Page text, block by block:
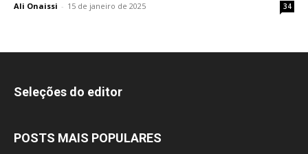
Ali Onaissi - 15 de janeiro de 2025 34
Seleções do editor
POSTS MAIS POPULARES